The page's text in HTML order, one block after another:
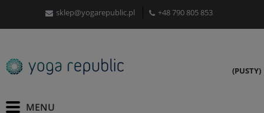
sklep@yogarepublic.pl +48 790 805 853
(PUSTY)